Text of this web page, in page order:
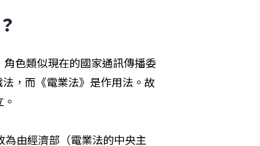
色類似現在的國家通訊傳播委
，而《電業法》是作用法。故
由經濟部（電業法的中央主